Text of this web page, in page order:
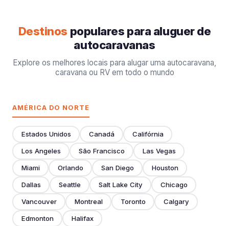
Destinos populares para aluguer de
autocaravanas
Explore os melhores locais para alugar uma autocaravana,
caravana ou RV em todo o mundo
AMÉRICA DO NORTE
Estados Unidos Canadá Califórnia
Los Angeles São Francisco Las Vegas
Miami Orlando San Diego Houston
Dallas Seattle Salt Lake City Chicago
Vancouver Montreal Toronto Calgary
Edmonton Halifax